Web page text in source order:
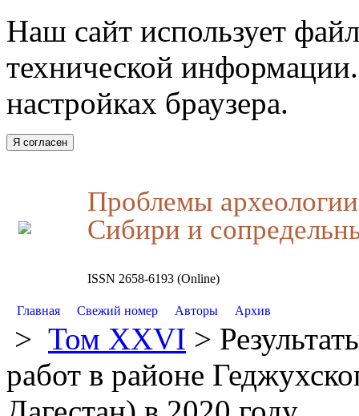
Наш сайт использует
технической
настройках браузера.
Я согласен
Проблемы
Сибири и
ISSN 2658-6193 (Online)
Главная Свежий номер Авторы Архив
> Том XXVI >
работ в районе